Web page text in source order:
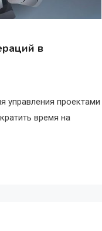
в
управления проектами
время на